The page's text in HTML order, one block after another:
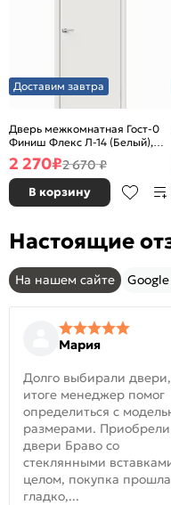
Доставим завтра
Дверь межкомнатная Гост-0
Финиш Флекс Л-14 (Белый),
глухая, каркасно-щитовая
2 270₽2 670 ₽
В корзину
Настоящие
На нашем сайте
Мария
Долго выбирали
итоге менеджер помог
определиться с
размерами. Приобрели
двери Браво со
стеклянными
целом, покупка прошла
гладко,...